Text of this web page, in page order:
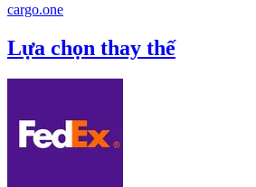
cargo.one
Lựa chọn thay thế